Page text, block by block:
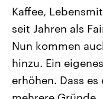
Landtagswahl
2026
Alle Informationen
Sachsen-Anhalt wählt
September 2026
Landtag. Seit 2021
Bundesland von einer
Kaffee,
seit Jahren als
Nun kommen
hinzu. Ein
erhöhen. Dass